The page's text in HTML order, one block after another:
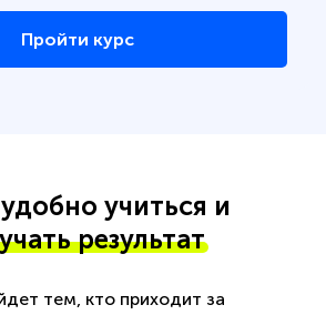
Пройти курс
учиться и
результат
тем, кто приходит за